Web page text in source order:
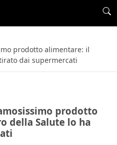
prodotto alimentare: il
dai supermercati
prodotto
della Salute lo ha